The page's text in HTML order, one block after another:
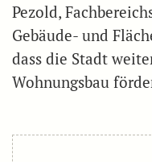
Pezold,
Gebäude- und
dass die Stadt
Wohnungsbau